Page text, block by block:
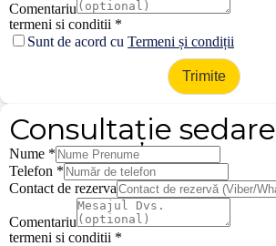
Comentariu
termeni si conditii *
Sunt de acord cu Termeni și condiții
Trimite
Consultație sedare
Nume *
Telefon *
Contact de rezerva
Comentariu
termeni si conditii *